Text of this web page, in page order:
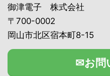
御津電子 株式会社
〒700-0002
岡山市北区宿本町8-15
✉お問